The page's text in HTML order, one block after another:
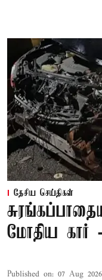
தேசிய செய்திகள்
மோதிய கார்
Published on: 07 Aug